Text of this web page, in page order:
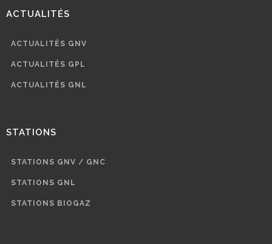
ACTUALITÉS
ACTUALITÉS GNV
ACTUALITÉS GPL
ACTUALITÉS GNL
STATIONS
STATIONS GNV / GNC
STATIONS GNL
STATIONS BIOGAZ